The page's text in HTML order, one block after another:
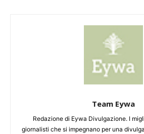
Team Eywa
Redazione di Eywa Divulgazione. I
giornalisti che si impegnano per una